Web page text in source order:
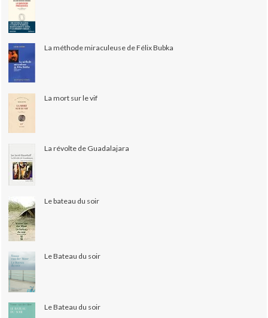
La méthode miraculeuse de Félix Bubka
La mort sur le vif
La révolte de Guadalajara
Le bateau du soir
Le Bateau du soir
Le Bateau du soir